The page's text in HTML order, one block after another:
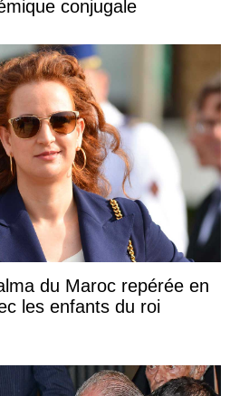
conjugale
du Maroc repérée en
les enfants du roi